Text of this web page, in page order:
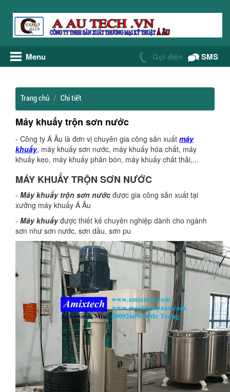
Menu Gọi điện SMS
Trang chủ Chi tiết
Máy khuấy trộn sơn nước
- Công ty Á Âu là đơn vị chuyên gia công sản xuất máy
khuấy, máy khuấy sơn nước, máy khuấy hóa chất, máy
khuấy keo, máy khuấy phân bón, máy khuấy chất thải,...
MÁY KHUẤY TRỘN SƠN NƯỚC
- Máy khuấy trộn sơn nước được gia công sản xuất tại
xưởng máy khuấy Á Âu
- Máy khuấyđược thiết kế chuyên nghiệp dành cho ngành
sơn như sơn nước, sơn dầu, sơn pu